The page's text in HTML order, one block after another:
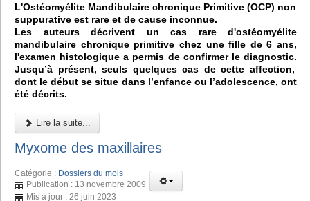
L'Ostéomyélite Mandibulaire chronique Primitive (OCP) non
suppurative est rare et de cause inconnue.
Les auteurs décrivent un cas rare d'ostéomyélite
mandibulaire chronique primitive chez une fille de 6 ans,
l'examen histologique a permis de confirmer le diagnostic.
Jusqu’à présent, seuls quelques cas de cette affection,
dont le début se situe dans l’enfance ou l’adolescence, ont
été décrits.
Lire la suite...
Myxome des maxillaires
Catégorie : Dossiers du mois
Publication : 13 novembre 2009
Mis à jour : 26 juin 2023